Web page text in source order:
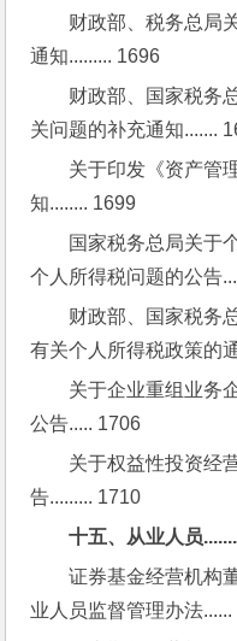
财政部、税务总局
通知......... 1696
财政部、国家税务
关问题的补充通知.......
关于印发《资产管
知........ 1699
国家税务总局关于
个人所得税问题的公告
财政部、国家税务
有关个人所得税政策的
关于企业重组业务
公告..... 1706
关于权益性投资经
告......... 1710
十五、从业人员
证券基金经营机构
业人员监督管理办法......